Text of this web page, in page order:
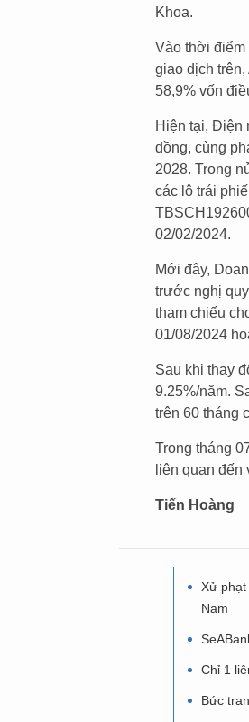
Khoa.
Vào thời điểm
giao dịch
58,9% vốn
Hiện tại, Điện
đồng, cùng
2028. Trong
các lô trái
02/02/2024.
Mới đây,
trước nghị
tham chiếu
01/08/2024
Sau khi thay
9.25%/năm.
trên 60 tháng
Trong tháng
liên quan
Tiến Hoàng
Xử
Nam
Chỉ 1
Bức